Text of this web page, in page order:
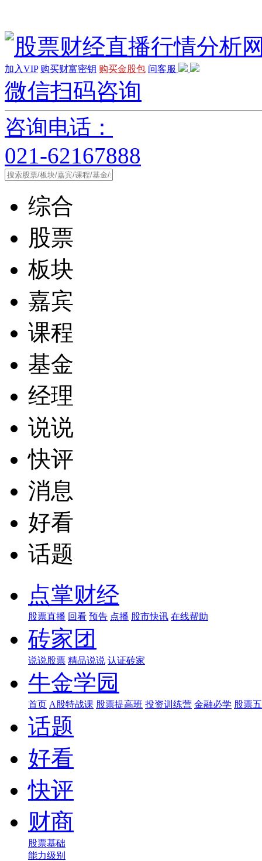
加入VIP 购买财富密钥 购买金股包 问客服
微信扫码咨询
咨询电话：
021-62167888
综合
股票
板块
嘉宾
课程
基金
经理
说说
快评
消息
好看
话题
点掌财经
股票直播 回看 预告 点播 股市快讯 在线帮助
砖家团
说说股票 精品说说 认证砖家
牛金学园
首页 A股特战课 股票提高班 投资训练营 金融必学 股票
话题
好看
快评
财商
股票基础
能力级别